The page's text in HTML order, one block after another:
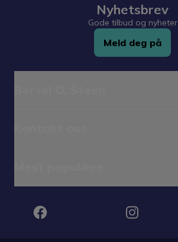
Nyhetsbrev
Gode tilbud og nyheter
Meld deg på